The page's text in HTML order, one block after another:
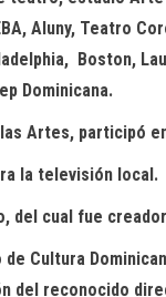
Aluny, Teatro
Boston,
Dominicana.
Artes, participó
la televisión local.
cual fue
Cultura
del reconocido